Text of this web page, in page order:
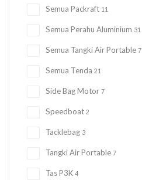
Semua Packraft 11
Semua Perahu Aluminium 31
Semua Tangki Air Portable 7
Semua Tenda 21
Side Bag Motor 7
Speedboat 2
Tacklebag 3
Tangki Air Portable 7
Tas P3K 4